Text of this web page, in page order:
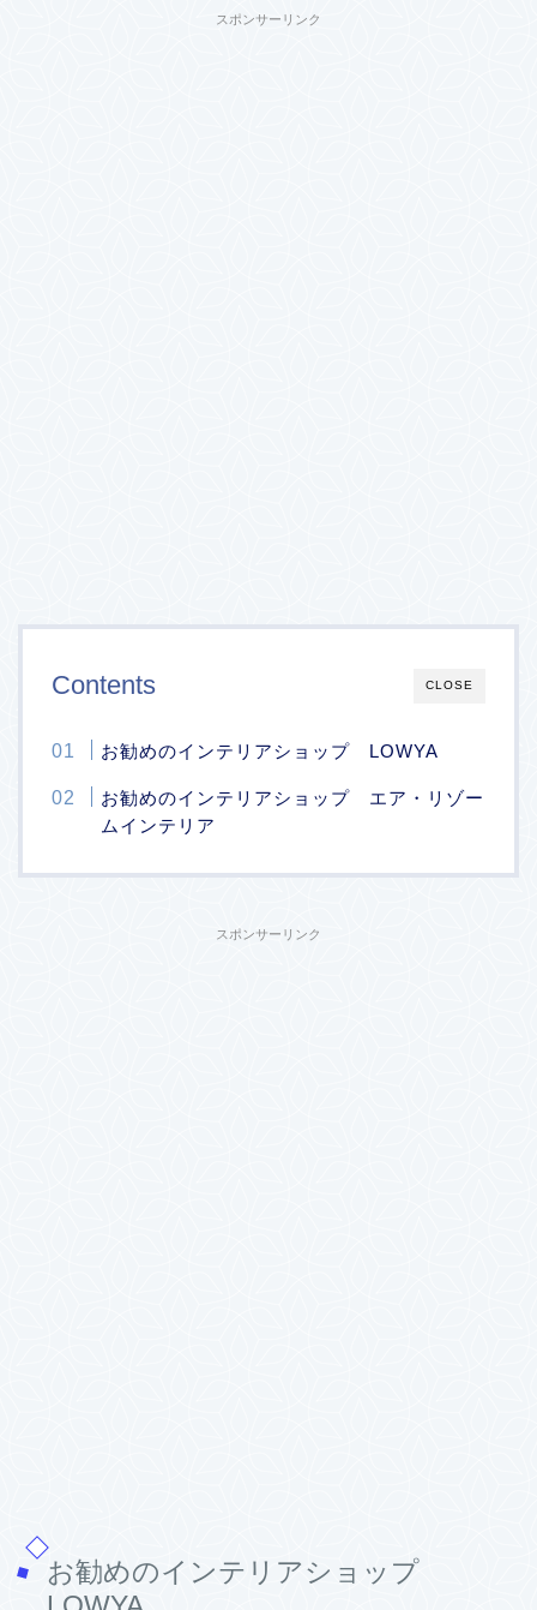
スポンサーリンク
CLOSE
Contents
お勧めのインテリアショップ LOWYA
お勧めのインテリアショップ エア・リゾー
ムインテリア
スポンサーリンク
お勧めのインテリアショップ